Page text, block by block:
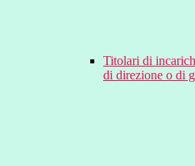
Titolari di
di direzione o di